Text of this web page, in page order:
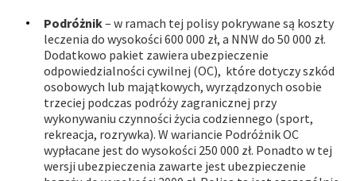
Podróżnik– w ramach tej polisy pokrywane są koszty
leczenia do wysokości 600 000 zł, a NNW do 50 000 zł.
Dodatkowo pakiet zawiera ubezpieczenie
odpowiedzialności cywilnej (OC), które dotyczy szkód
osobowych lub majątkowych, wyrządzonych osobie
trzeciej podczas podróży zagranicznej przy
wykonywaniu czynności życia codziennego (sport,
rekreacja, rozrywka). W wariancie Podróżnik OC
wypłacane jest do wysokości 250 000 zł. Ponadto w tej
wersji ubezpieczenia zawarte jest ubezpieczenie